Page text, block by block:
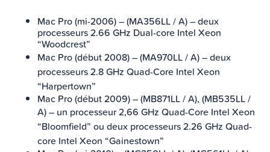
Mac Pro (mi-2006) – (MA356LL / A) – deux
processeurs 2.66 GHz Dual-core Intel Xeon
“Woodcrest”
Mac Pro (début 2008) – (MA970LL / A) –deux
processeurs 2.8 GHz Quad-Core Intel Xeon
“Harpertown”
Mac Pro (début 2009) – (MB871LL / A), (MB535LL /
A)– un processeur 2,66 GHz Quad-Core Intel Xeon
“Bloomfield” ou deux processeurs 2.26 GHz Quad-
core Intel Xeon “Gainestown”